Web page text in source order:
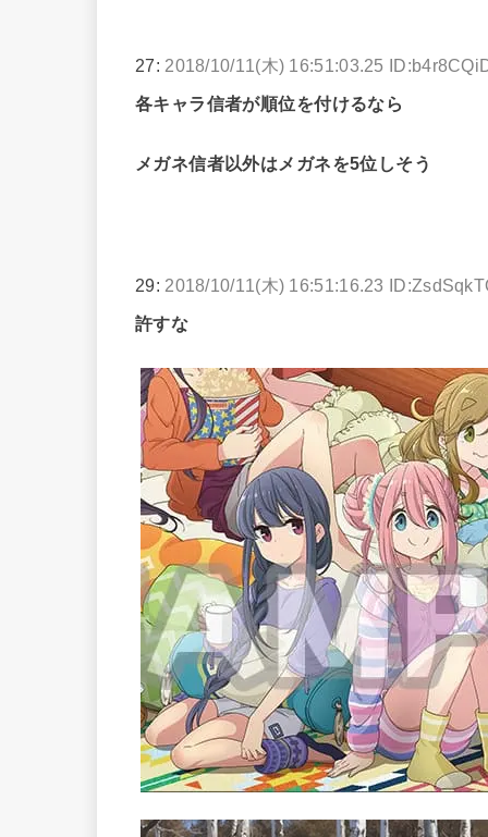
27: 2018/10/11(木) 16:51:03.25
各キャラ信者が順位を付けるなら
メガネ信者以外はメガネを5位しそう
29: 2018/10/11(木) 16:51:16.23
許すな